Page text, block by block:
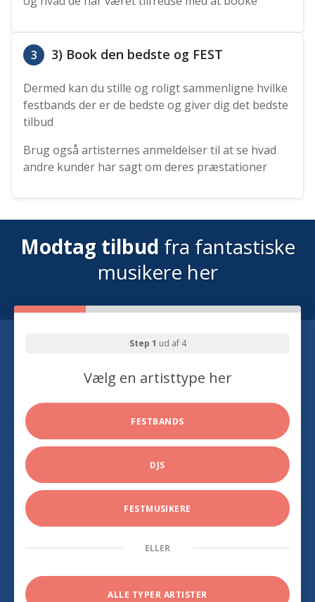
3 3) Book den bedste og FEST
Dermed kan du stille og roligt sammenligne hvilke
festbands der er de bedste og giver dig det bedste
tilbud
Brug også artisternes anmeldelser til at se hvad
andre kunder har sagt om deres præstationer
Modtag tilbud fra fantastiske
musikere her
Step 1 ud af 4
Vælg en artisttype her
FESTBANDS
DJS
FESTMUSIKERE
ELLER
ALLE TYPER ARTISTER